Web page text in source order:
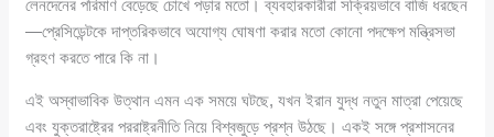
লেনদেনের পরিমাণ বেড়েছে চোখে পড়ার মতো। ব্যবহারকারীরা সক্রিয়ভাবে বাজি ধরছেন
—প্রেসিডেন্টকে দাপ্তরিকভাবে অযোগ্য ঘোষণা করার মতো কোনো পদক্ষেপ মন্ত্রিসভা
গ্রহণ করতে পারে কি না।
এই অস্বাভাবিক উত্থান এমন এক সময়ে ঘটছে, যখন ইরান যুদ্ধ নতুন মাত্রা পেয়েছে
এবং যুক্তরাষ্ট্রের পররাষ্ট্রনীতি নিয়ে বিশ্বজুড়ে প্রশ্ন উঠছে। একই সঙ্গে প্রশাসনের